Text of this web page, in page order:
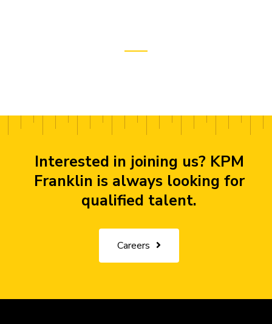
Interested in joining us? KPM
Franklin is always looking for
qualified talent.
Careers